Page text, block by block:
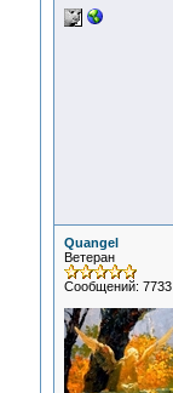
Quangel
Ветеран
Сообщений: 7733